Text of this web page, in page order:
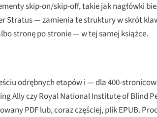
skip-on/skip-off, takie jak nagłówki
Stratus — zamienia te struktury w skrót
stronę po stronie — w tej samej książce.
odrębnych etapów i — dla 400-
Ally czy Royal National Institute of Blind
PDF lub, coraz częściej, plik EPUB.